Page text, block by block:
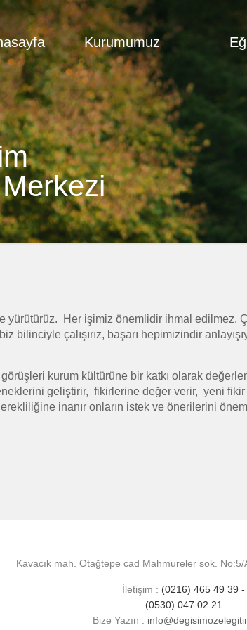
Kurumumuz
Her işimiz önemlidir ihmal edilmez.
bilinciyle çalışırız, başarı hepimizindir
kurum kültürüne bir katkı olarak
geliştirir, fikirlerine değer verir, yeni
inanır onların istek ve önerilerini
Kavacık mah. Otağtepe cad Mahmureler sok. No:5/
İletişim : (0216) 465 49 39 -
(0530) 047 02 21
Bize Yazın :